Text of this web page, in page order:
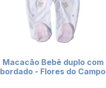
Macacão Bebê duplo com
bordado - Flores do Campo